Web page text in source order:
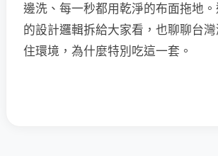
邊洗、每一秒都用乾淨的布面拖地
的設計邏輯拆給大家看，也聊聊台
住環境，為什麼特別吃這一套。